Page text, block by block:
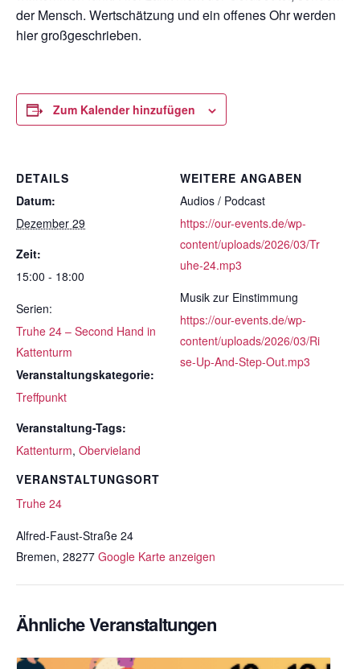
der Mensch. Wertschätzung und ein offenes Ohr werden
hier großgeschrieben.
Zum Kalender hinzufügen
DETAILS
Datum:
Dezember 29
Zeit:
15:00 - 18:00
Serien:
Truhe 24 – Second Hand in
Kattenturm
Veranstaltungskategorie:
Treffpunkt
Veranstaltung-Tags:
Kattenturm, Obervieland
VERANSTALTUNGSORT
Truhe 24
Alfred-Faust-Straße 24
Bremen, 28277 Google Karte anzeigen
WEITERE ANGABEN
Audios / Podcast
https://our-events.de/wp-
content/uploads/2026/03/Tr
uhe-24.mp3
Musik zur Einstimmung
https://our-events.de/wp-
content/uploads/2026/03/Ri
se-Up-And-Step-Out.mp3
Ähnliche Veranstaltungen